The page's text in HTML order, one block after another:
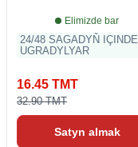
Elimizde bar
24/48 SAGADYŇ IÇINDE
UGRADYLYAR
16.45 TMT
32.90 TMT
Satyn almak